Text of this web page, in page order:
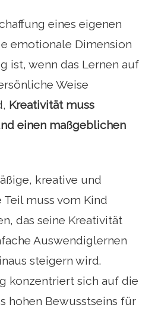
eines eigenen
emotionale Dimension
ist, wenn das Lernen auf
Weise
Kreativität muss
einen maßgeblichen
kreative und
muss vom Kind
das seine Kreativität
Auswendiglernen
steigern wird.
konzentriert sich auf die
hohen Bewusstseins für